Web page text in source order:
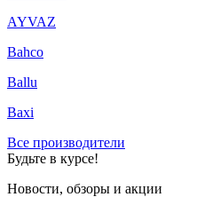
AYVAZ
Bahco
Ballu
Baxi
Все производители
Будьте в курсе!
Новости, обзоры и акции